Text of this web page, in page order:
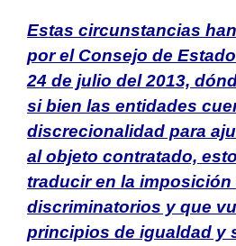
Estas circunstancias
por el Consejo de
24 de julio del 2013,
si bien las entidades
discrecionalidad para
al objeto contratado,
traducir en la
discriminatorios y que
principios de igualdad y